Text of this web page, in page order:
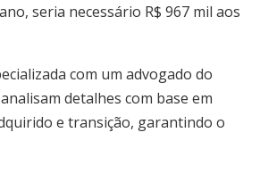
seria necessário R$ 967 mil aos
com um advogado do
detalhes com base em
e transição, garantindo o